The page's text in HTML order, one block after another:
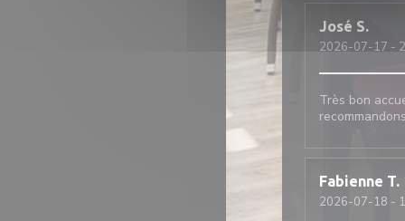
José S
2026-07-17 -
Très bon
Fabienne T
2026-07-18 -